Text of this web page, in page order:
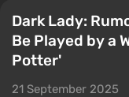
Dark Lady:
Be Played by a
Potter'
21 September 2025